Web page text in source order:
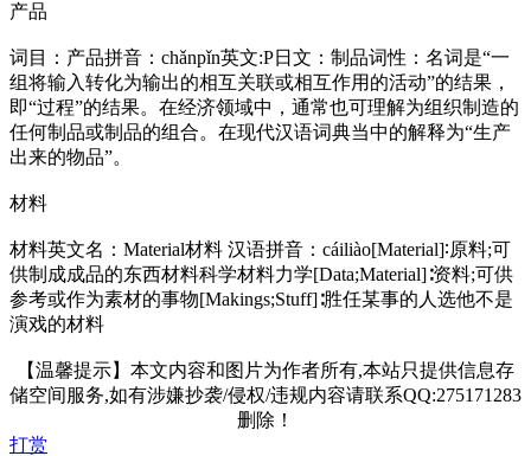
产品
词目：产品拼音：chǎnpǐn英文:P日文：制品词性：名词是“一
组将输入转化为输出的相互关联或相互作用的活动”的结果，
即“过程”的结果。在经济领域中，通常也可理解为组织制造的
任何制品或制品的组合。在现代汉语词典当中的解释为“生产
出来的物品”。
材料
材料英文名：Material材料 汉语拼音：cáiliào[Material]∶原料;可
供制成成品的东西材料科学材料力学[Data;Material]∶资料;可供
参考或作为素材的事物[Makings;Stuff]∶胜任某事的人选他不是
演戏的材料
【温馨提示】本文内容和图片为作者所有,本站只提供信息存
储空间服务,如有涉嫌抄袭/侵权/违规内容请联系QQ:275171283
删除！
打赏